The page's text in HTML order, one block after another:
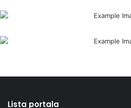
Lista portala